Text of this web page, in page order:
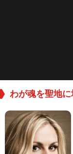
わが魂を聖地に